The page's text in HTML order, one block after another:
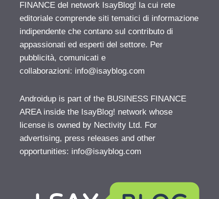
FINANCE del network IsayBlog! la cui rete
editoriale comprende siti tematici di informazione
indipendente che contano sul contributo di
appassionati ed esperti del settore. Per
pubblicità, comunicati e
collaborazioni: info@isayblog.com
Androidup is part of the BUSINESS FINANCE
AREA inside the IsayBlog! network whose
license is owned by Nectivity Ltd. For
advertising, press releases and other
opportunities: info@isayblog.com